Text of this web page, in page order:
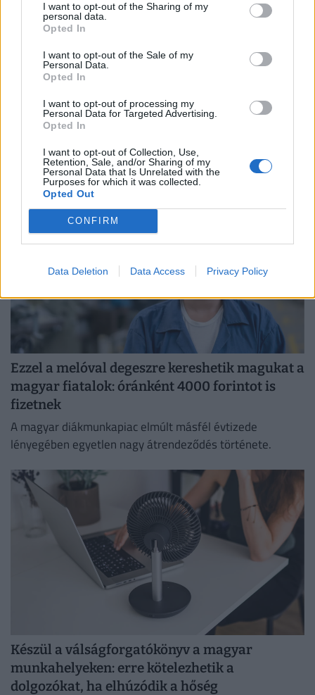
I want to opt-out of the Sharing of my
personal data.
Opted In
I want to opt-out of the Sale of my
Personal Data.
Opted In
I want to opt-out of processing my
Personal Data for Targeted Advertising.
Opted In
I want to opt-out of Collection, Use,
Retention, Sale, and/or Sharing of my
Personal Data that Is Unrelated with the
Purposes for which it was collected.
Opted Out
CONFIRM
Data Deletion Data Access Privacy Policy
Csendes gyilkos szedi áldozatait
Magyarországon: alig három uniós
országban rosszabb a helyzet
Soha nem haltak meg ilyen kevesen vírusos hepatitisben
az Európai Unióban, Magyarország azonban továbbra
sem tartozik a legjobban teljesítő országok közé.
Ezzel a melóval degeszre kereshetik magukat a
magyar fiatalok: óránként 4000 forintot is
fizetnek
A magyar diákmunkapiac elmúlt másfél évtizede
lényegében egyetlen nagy átrendeződés története.
Készül a válságforgatókönyv a magyar
munkahelyeken: erre kötelezhetik a
dolgozókat, ha elhúzódik a hőség